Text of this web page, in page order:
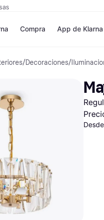
Formas de
Paga ahora
Paga en 3 plazos
Paga en 30 días
Financiación
Klarna en Apple
Compra
Tiendas
Zalando
JD Sports
App de Klarna
/Decoraciones/